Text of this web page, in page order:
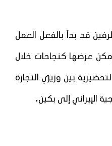
قد بدآ بالفعل العمل
عرضها كنجاحات خلال
بين وزيرَي التجارة
الإيراني إلى بكين.